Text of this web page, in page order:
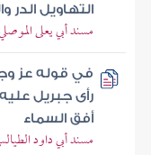
التهاويل الدر
مسند أبي يعلى
في قوله عز
رأى جبريل
أفق السماء
مسند أبي داود